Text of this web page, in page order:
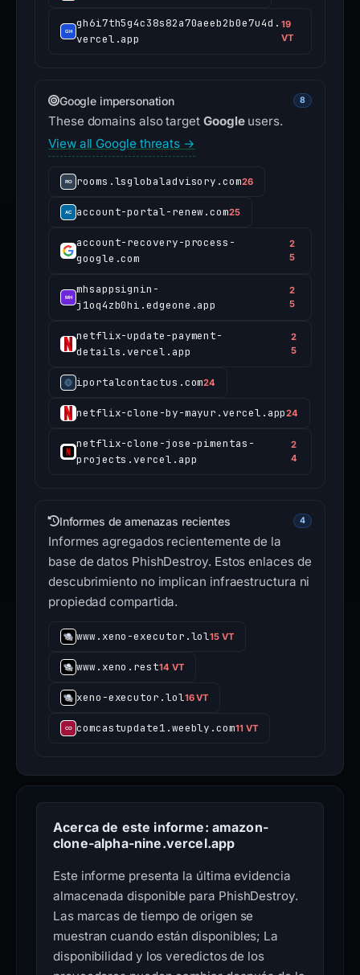
gh6i7th5g4c38s82a70aeeb2b0e7u4d.
vercel.app
19
VT
Google impersonation 8
These domains also target Googleusers.
View all Google threats →
rooms.lsglobaladvisory.com26
account-portal-renew.com25
account-recovery-process-
google.com
2
5
mhsappsignin-
j1oq4zb0hi.edgeone.app
2
5
netflix-update-payment-
details.vercel.app
2
5
iportalcontactus.com24
netflix-clone-by-mayur.vercel.app24
netflix-clone-jose-pimentas-
projects.vercel.app
2
4
Informes de amenazas recientes 4
Informes agregados recientemente de la
base de datos PhishDestroy. Estos enlaces de
descubrimiento no implican infraestructura ni
propiedad compartida.
www.xeno-executor.lol15 VT
www.xeno.rest14 VT
xeno-executor.lol16 VT
comcastupdate1.weebly.com11 VT
Acerca de este informe: amazon-
clone-alpha-nine.vercel.app
Este informe presenta la última evidencia
almacenada disponible para PhishDestroy.
Las marcas de tiempo de origen se
muestran cuando están disponibles; La
disponibilidad y los veredictos de los